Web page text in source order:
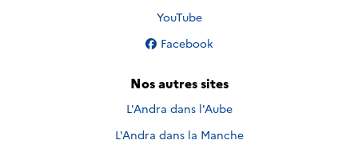
Nous suivre sur
YouTube
Nous suivre sur
Facebook
Nos autres sites
L'Andra dans l'Aube
L'Andra dans la Manche